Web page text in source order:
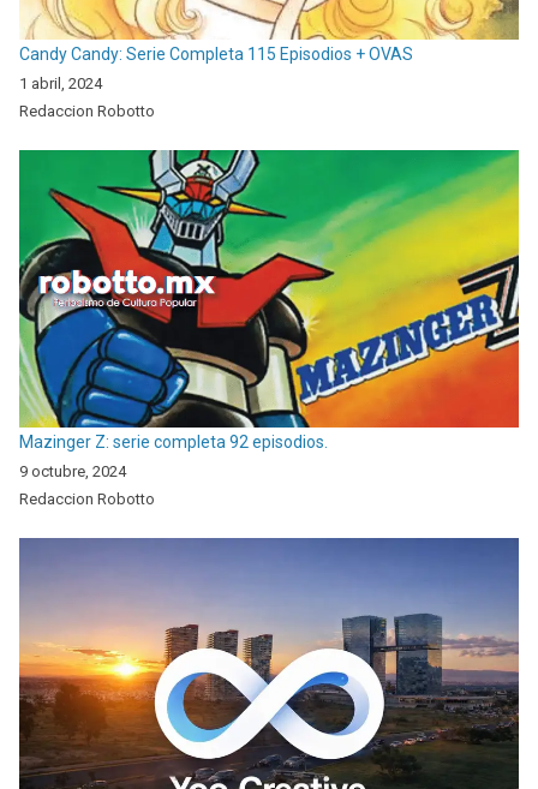
Candy Candy: Serie Completa 115 Episodios + OVAS
1 abril, 2024
Redaccion Robotto
Mazinger Z: serie completa 92 episodios.
9 octubre, 2024
Redaccion Robotto